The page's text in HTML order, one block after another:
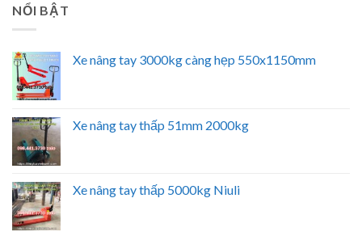
NỔI BẬT
Xe nâng tay 3000kg càng hẹp 550x1150mm
Xe nâng tay thấp 51mm 2000kg
Xe nâng tay thấp 5000kg Niuli